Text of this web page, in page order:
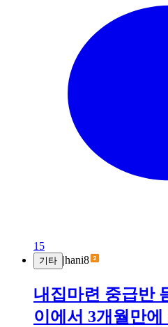
15
기타 |hani8
내집마련 중급반
이에서 3개월만